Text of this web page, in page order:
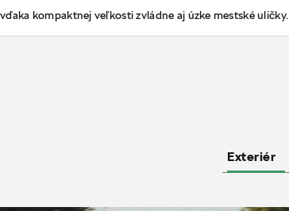
kompaktnej veľkosti zvládne aj úzke mestské uličky.
Exteriér